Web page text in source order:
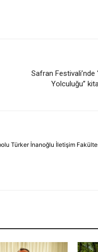
Safran Festivali’nde
Yolculuğu’’
Türker İnanoğlu İletişim